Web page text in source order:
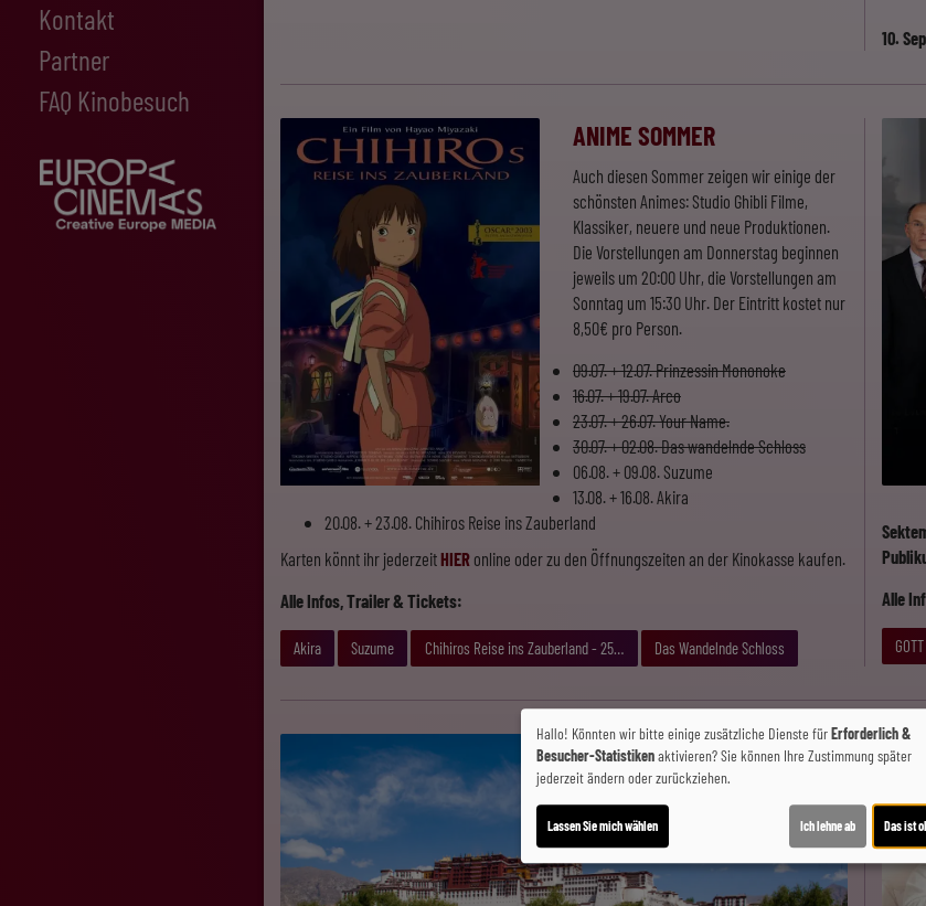
Kontakt
Partner
FAQ Kinobesuch
10.
ANIME SOMMER
Auch diesen Sommer zeigen wir einige der
schönsten Animes: Studio Ghibli Filme,
Klassiker, neuere und neue Produktionen.
Die Vorstellungen am Donnerstag beginnen
jeweils um 20:00 Uhr, die Vorstellungen am
Sonntag um 15:30 Uhr. Der Eintritt kostet nur
8,50€ pro Person.
09.07. + 12.07. Prinzessin Mononoke
16.07. + 19.07. Arco
23.07. + 26.07. Your Name.
30.07. + 02.08. Das wandelnde Schloss
06.08. + 09.08. Suzume
13.08. + 16.08. Akira
20.08. + 23.08. Chihiros Reise ins Zauberland
Karten könnt ihr jederzeitHIER online oder zu den Öffnungszeiten an der Kinokasse kaufen.
Alle Infos, Trailer & Tickets:
Akira Suzume Chihiros Reise ins Zauberland - 25 AnniversaryDas Wandelnde Schloss
Alle
Hallo! Könnten wir bitte einige zusätzliche Dienste fürErforderlich &
Besucher-Statistikenaktivieren? Sie können Ihre Zustimmung später
jederzeit ändern oder zurückziehen.
Lassen Sie mich wählen Ich lehne ab Das ist